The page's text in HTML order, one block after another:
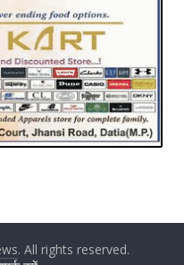
. All rights reserved.